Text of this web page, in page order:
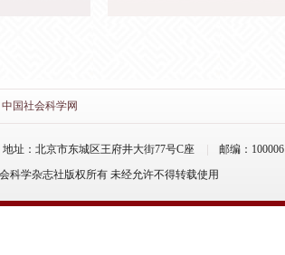
中国社会科学网
地址：北京市东城区王府井大街77号C座
邮编：100006
科学杂志社版权所有 未经允许不得转载使用